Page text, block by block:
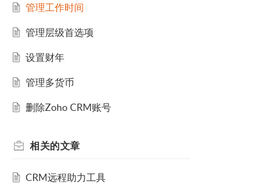
管理工作时间
管理层级首选项
设置财年
管理多货币
删除Zoho CRM账号
相关的文章
CRM远程助力工具